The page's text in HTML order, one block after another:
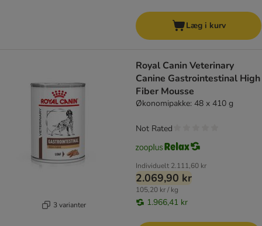
Læg i kurv
3 varianter
Royal Canin Veterinary
Canine Gastrointestinal High
Fiber Mousse
Økonomipakke: 48 x 410 g
Individuelt 2.111,60 kr
2.069,90 kr
105,20 kr / kg
1.966,41 kr
Not Rated